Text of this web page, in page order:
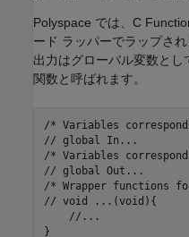
Polyspace では、 C
ード ラッパーでラップされ
出力はグローバル変数と
関数と呼ばれます。
/* Variables
// global In...
/* Variables
// global Out...
/* Wrapper functions
// void ...(void){
    //...